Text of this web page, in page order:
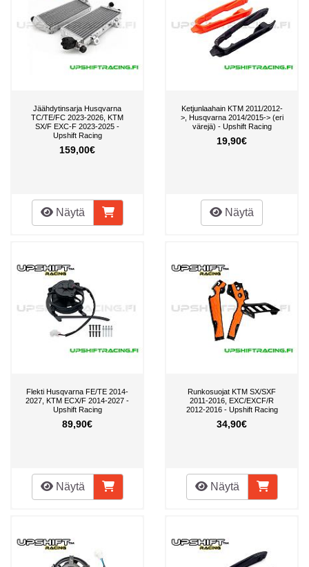
Jäähdytinsarja Husqvarna
TC/TE/FC 2023-2026, KTM
SX/F EXC-F 2023-2025 -
Upshift Racing
159,00€
Näytä
Ketjunlaahain KTM 2011/2012-
>, Husqvarna 2014/2015-> (eri
värejä) - Upshift Racing
19,90€
Näytä
Flekti Husqvarna FE/TE 2014-
2027, KTM ECX/F 2014-2027 -
Upshift Racing
89,90€
Näytä
Runkosuojat KTM SX/SXF
2011-2016, EXC/EXCF/R
2012-2016 - Upshift Racing
34,90€
Näytä